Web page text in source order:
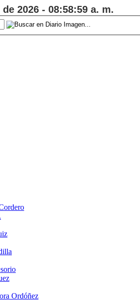
2026 - 08:59:00 a. m.
Ordóñez